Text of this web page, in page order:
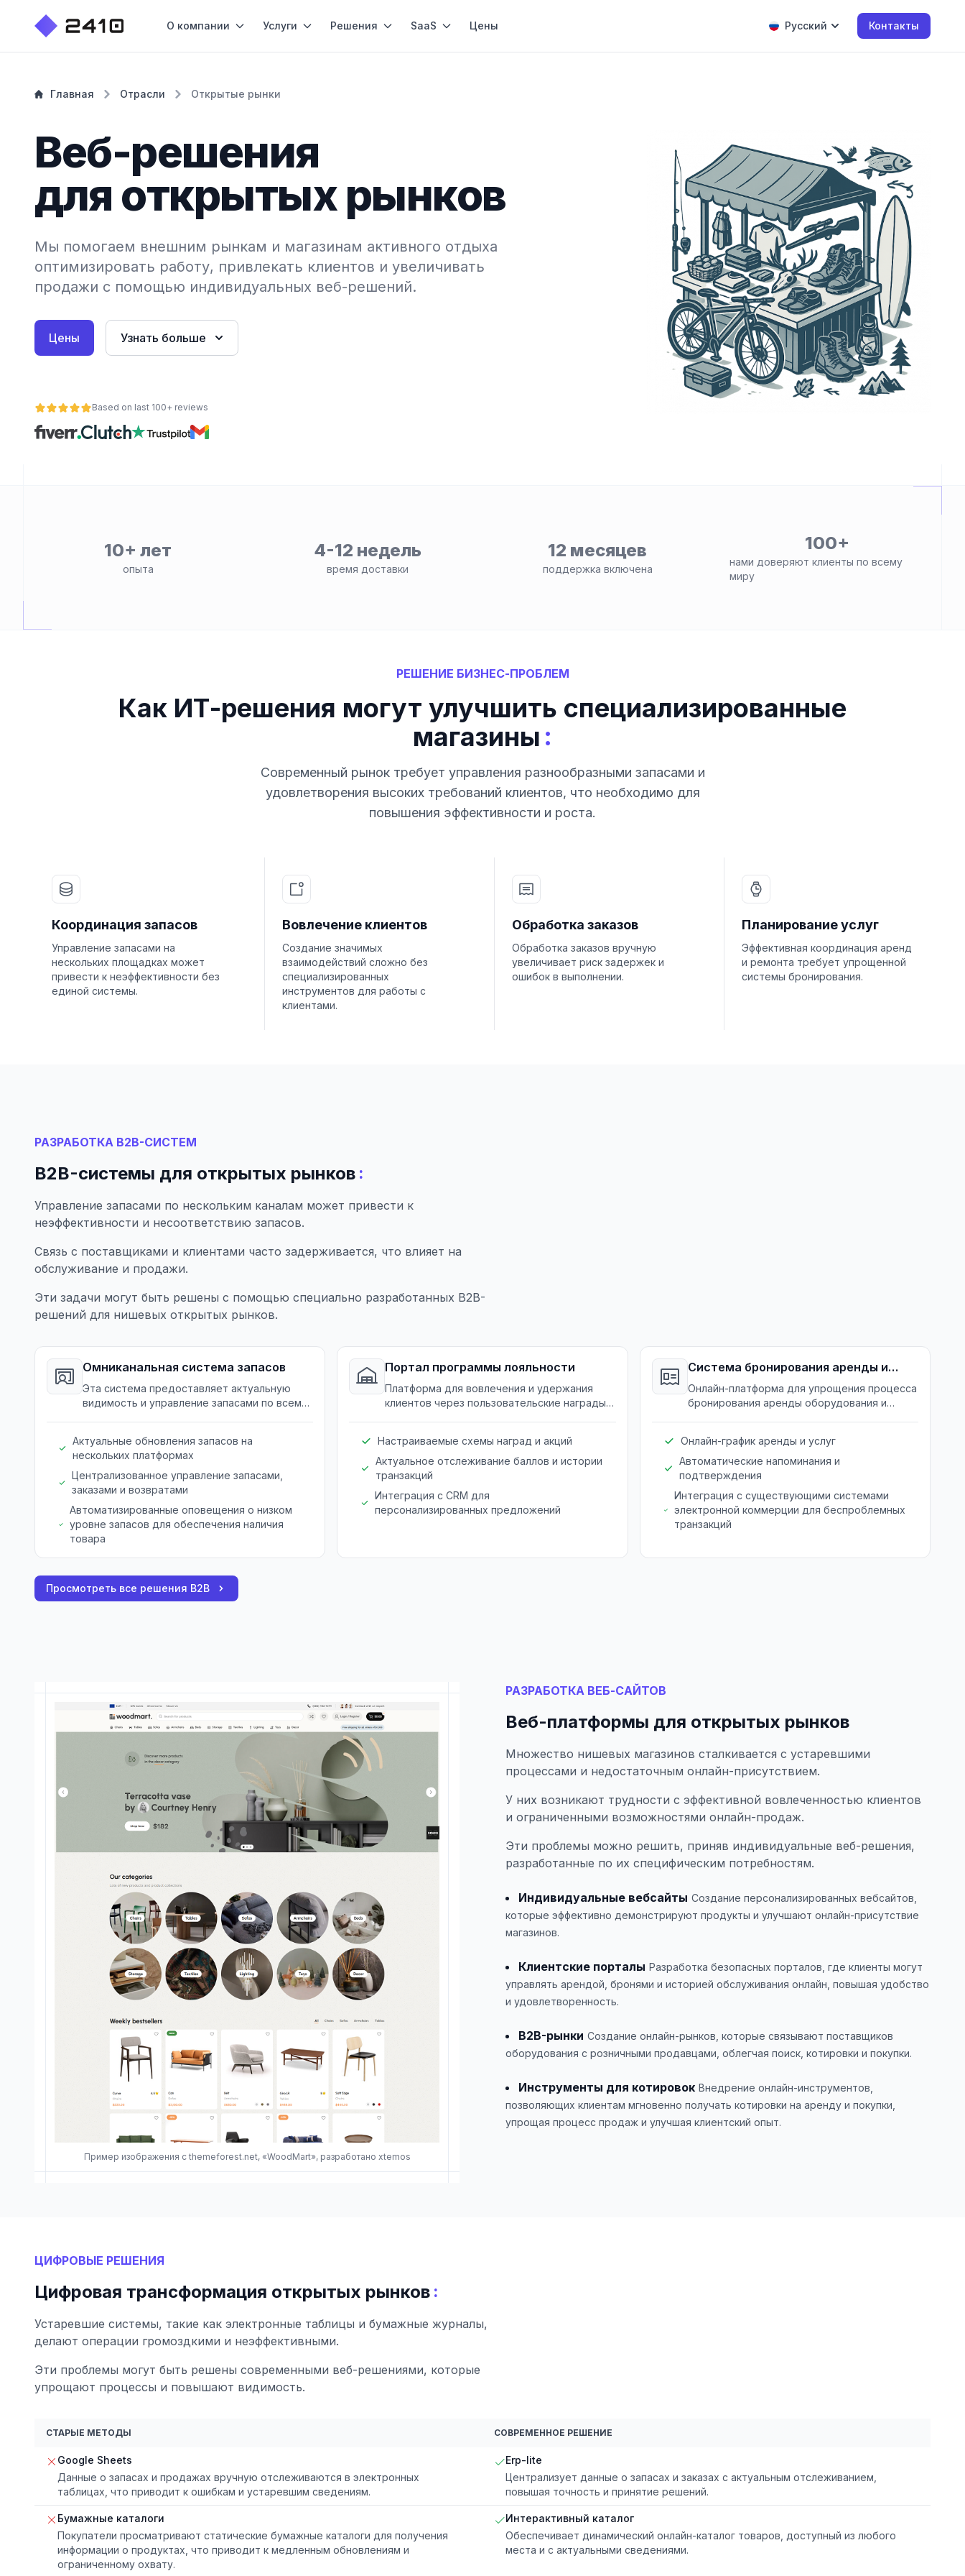
О компании Услуги Решения SaaS Цены Русский Контакты
Главная Отрасли Открытые рынки
Веб-решения
для открытых рынков
Мы помогаем внешним рынкам и магазинам активного отдыха
оптимизировать работу, привлекать клиентов и увеличивать
продажи с помощью индивидуальных веб-решений.
Цены Узнать больше
Based on last 100+ reviews
10+ лет
опыта
4-12 недель
время доставки
12 месяцев
поддержка включена
100+
нами доверяют клиенты по всему
миру
РЕШЕНИЕ БИЗНЕС-ПРОБЛЕМ
Как ИТ-решения могут улучшить специализированные
магазины :
Современный рынок требует управления разнообразными запасами и
удовлетворения высоких требований клиентов, что необходимо для
повышения эффективности и роста.
Координация запасов
Управление запасами на
нескольких площадках может
привести к неэффективности без
единой системы.
Вовлечение клиентов
Создание значимых
взаимодействий сложно без
специализированных
инструментов для работы с
клиентами.
Обработка заказов
Обработка заказов вручную
увеличивает риск задержек и
ошибок в выполнении.
Планирование услуг
Эффективная координация аренд
и ремонта требует упрощенной
системы бронирования.
РАЗРАБОТКА B2B-СИСТЕМ
B2B-системы для открытых рынков :
Управление запасами по нескольким каналам может привести к
неэффективности и несоответствию запасов.
Связь с поставщиками и клиентами часто задерживается, что влияет на
обслуживание и продажи.
Эти задачи могут быть решены с помощью специально разработанных B2B-
решений для нишевых открытых рынков.
Омниканальная система запасов
Эта система предоставляет актуальную
видимость и управление запасами по всем
Актуальные обновления запасов на
нескольких платформах
Централизованное управление запасами,
заказами и возвратами
Автоматизированные оповещения о низком
уровне запасов для обеспечения наличия
товара
Портал программы лояльности
Платформа для вовлечения и удержания
клиентов через пользовательские награды и
Настраиваемые схемы наград и акций
Актуальное отслеживание баллов и истории
транзакций
Интеграция с CRM для
персонализированных предложений
Система бронирования аренды и
услуг
Онлайн-платформа для упрощения процесса
бронирования аренды оборудования и
Онлайн-график аренды и услуг
Автоматические напоминания и
подтверждения
Интеграция с существующими системами
электронной коммерции для беспроблемных
транзакций
Просмотреть все решения B2B
Пример изображения с themeforest.net, «WoodMart», разработано xtemos
РАЗРАБОТКА ВЕБ-САЙТОВ
Веб-платформы для открытых рынков
Множество нишевых магазинов сталкивается с устаревшими
процессами и недостаточным онлайн-присутствием.
У них возникают трудности с эффективной вовлеченностью клиентов
и ограниченными возможностями онлайн-продаж.
Эти проблемы можно решить, приняв индивидуальные веб-решения,
разработанные по их специфическим потребностям.
Индивидуальные вебсайты Создание персонализированных вебсайтов,
которые эффективно демонстрируют продукты и улучшают онлайн-присутствие
магазинов.
Клиентские порталы Разработка безопасных порталов, где клиенты могут
управлять арендой, бронями и историей обслуживания онлайн, повышая удобство
и удовлетворенность.
B2B-рынки Создание онлайн-рынков, которые связывают поставщиков
оборудования с розничными продавцами, облегчая поиск, котировки и покупки.
Инструменты для котировок Внедрение онлайн-инструментов,
позволяющих клиентам мгновенно получать котировки на аренду и покупки,
упрощая процесс продаж и улучшая клиентский опыт.
ЦИФРОВЫЕ РЕШЕНИЯ
Цифровая трансформация открытых рынков :
Устаревшие системы, такие как электронные таблицы и бумажные журналы,
делают операции громоздкими и неэффективными.
Эти проблемы могут быть решены современными веб-решениями, которые
упрощают процессы и повышают видимость.
СТАРЫЕ МЕТОДЫ СОВРЕМЕННОЕ РЕШЕНИЕ
Google Sheets
Данные о запасах и продажах вручную отслеживаются в электронных
таблицах, что приводит к ошибкам и устаревшим сведениям.
Erp-lite
Централизует данные о запасах и заказах с актуальным отслеживанием,
повышая точность и принятие решений.
Бумажные каталоги
Покупатели просматривают статические бумажные каталоги для получения
информации о продуктах, что приводит к медленным обновлениям и
ограниченному охвату.
Интерактивный каталог
Обеспечивает динамический онлайн-каталог товаров, доступный из любого
места и с актуальными сведениями.